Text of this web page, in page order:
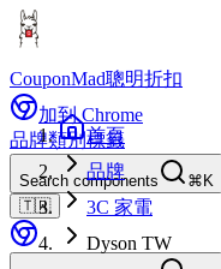
CouponMad聰明折扣
加到 Chrome
品牌類別標籤
Search components
⌘K
🇹🇼
首頁
品牌
3C 家電
Dyson TW